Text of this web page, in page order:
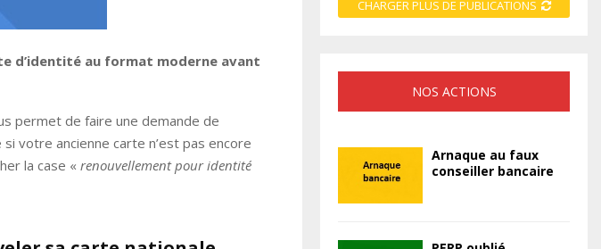
d’identité au format moderne avant
permet de faire une demande de
si votre ancienne carte n’est pas encore
la case « renouvellement pour identité
CHARGER PLUS DE PUBLICATIONS
NOS ACTIONS
Arnaque au faux
conseiller bancaire